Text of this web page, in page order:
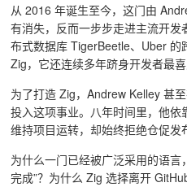
从 2016 年诞生至今，这门由
有消失，反而一步步走进主流开
布式数据库 TigerBeetle、Uber 的
Zig，它还连续多年跻身开发者最喜
为了打造 Zig，Andrew Kelley 甚
投入这项事业。八年时间里，他
维持项目运转，却始终拒绝仓促发
为什么一门已经被广泛采用的语
完成”？为什么 Zig 选择离开